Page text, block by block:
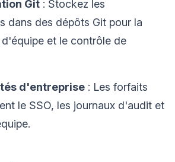
Git : Stockez les
dans des dépôts Git pour la
et le contrôle de
d'entreprise : Les forfaits
le SSO, les journaux d'audit et